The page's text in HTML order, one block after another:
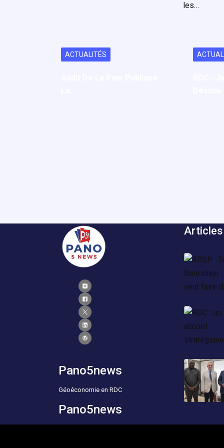
ACTUALITÉS
Pano5news
Géoéconomie en RDC
Pano5news